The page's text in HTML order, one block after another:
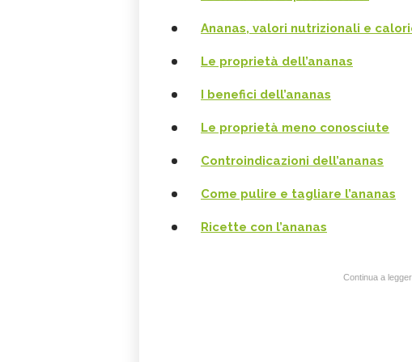
Ananas, valori nutrizionali e
Le proprietà dell’ananas
I benefici dell’ananas
Le proprietà meno conosciute
Controindicazioni dell’ananas
Come pulire e tagliare l’ananas
Ricette con l’ananas
Continua a